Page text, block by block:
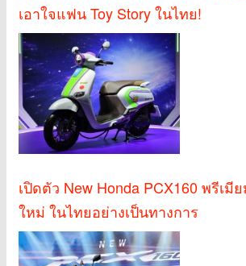
เอาใจแฟน Toy Story ในไทย!
เปิดตัว New Honda PCX160 พรีเมี
ใหม่ ในไทยอย่างเป็นทางการ